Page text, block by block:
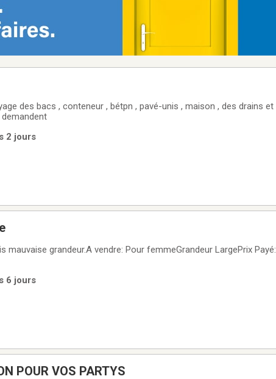
drains et
2 jours
grandeur.A vendre: Pour femmeGrandeur LargePrix Payé:
6 jours
POUR VOS PARTYS